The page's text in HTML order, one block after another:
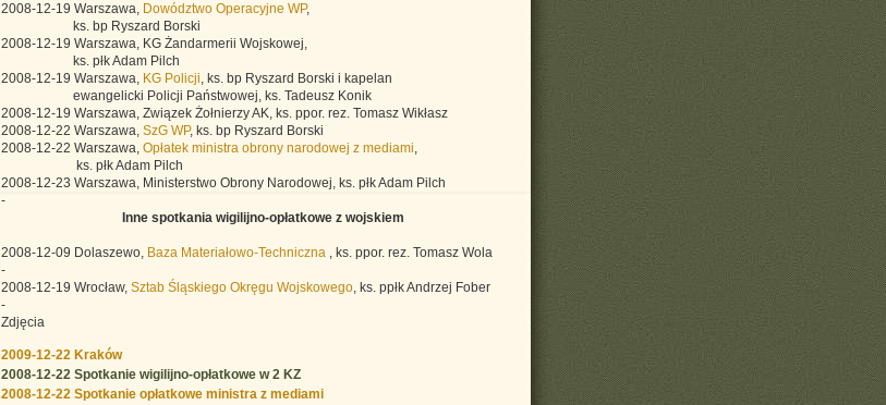
2008-12-19 Warszawa, Dowództwo Operacyjne WP,
ks. bp Ryszard Borski
2008-12-19 Warszawa, KG Żandarmerii Wojskowej,
ks. płk Adam Pilch
2008-12-19 Warszawa, KG Policji, ks. bp Ryszard Borski i kapelan
ewangelicki Policji Państwowej, ks. Tadeusz Konik
2008-12-19 Warszawa, Związek Żołnierzy AK, ks. ppor. rez. Tomasz Wikłasz
2008-12-22 Warszawa, SzG WP, ks. bp Ryszard Borski
2008-12-22 Warszawa, Opłatek ministra obrony narodowej z mediami,
ks. płk Adam Pilch
2008-12-23 Warszawa, Ministerstwo Obrony Narodowej, ks. płk Adam Pilch
-
Inne spotkania wigilijno-opłatkowe z wojskiem
2008-12-09 Dolaszewo, Baza Materiałowo-Techniczna , ks. ppor. rez. Tomasz Wola
-
2008-12-19 Wrocław, Sztab Śląskiego Okręgu Wojskowego, ks. ppłk Andrzej Fober
-
Zdjęcia
2009-12-22 Kraków
2008-12-22 Spotkanie wigilijno-opłatkowe w 2 KZ
2008-12-22 Spotkanie opłatkowe ministra z mediami